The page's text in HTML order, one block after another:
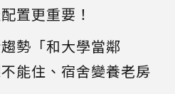
置更重要！
勢「和大學當鄰
能住、宿舍變養老房